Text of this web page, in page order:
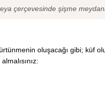
çerçevesinde şişme
oluşacağı gibi; küf